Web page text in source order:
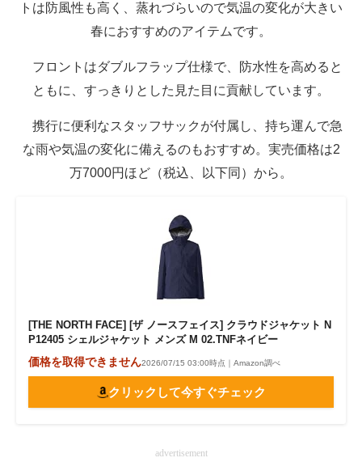
トは防風性も高く、蒸れづらいので気温の変化が大きい
春におすすめのアイテムです。
フロントはダブルフラップ仕様で、防水性を高めると
ともに、すっきりとした見た目に貢献しています。
携行に便利なスタッフサックが付属し、持ち運んで急
な雨や気温の変化に備えるのもおすすめ。実売価格は2
万7000円ほど（税込、以下同）から。
[THE NORTH FACE] [ザ ノースフェイス] クラウドジャケット N
P12405 シェルジャケット メンズ M 02.TNFネイビー
価格を取得できません2026/07/15 03:00時点｜Amazon調べ
クリックして今すぐチェック
advertisement